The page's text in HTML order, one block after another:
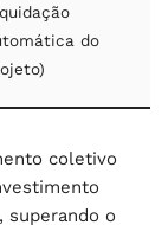
do
coletivo
, superando o